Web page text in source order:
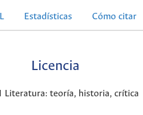
Estadísticas Cómo citar
Licencia
Literatura: teoría, historia, crítica